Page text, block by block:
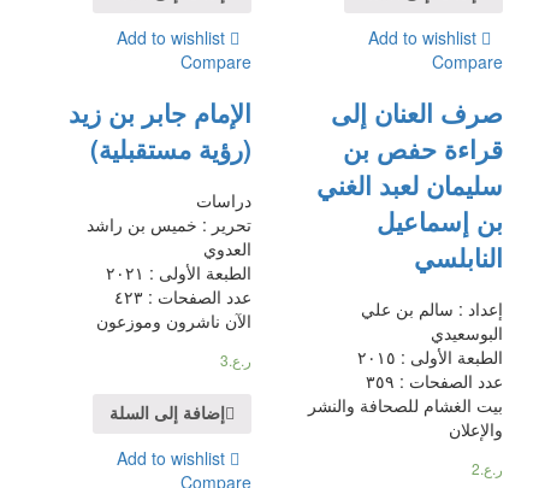
Add to wishlist
Compare
الإمام جابر بن زيد
(رؤية مستقبلية)
دراسات
تحرير : خميس بن راشد
العدوي
الطبعة الأولى : ٢٠٢١
عدد الصفحات : ٤٢٣
الآن ناشرون وموزعون
ر.ع.3
إضافة إلى السلة
Add to wishlist
Compare
Add to wishlist
Compare
صرف العنان إلى
قراءة حفص بن
سليمان لعبد الغني
بن إسماعيل
النابلسي
إعداد : سالم بن علي
البوسعيدي
الطبعة الأولى : ٢٠١٥
عدد الصفحات : ٣٥٩
بيت الغشام للصحافة والنشر
والإعلان
ر.ع.2